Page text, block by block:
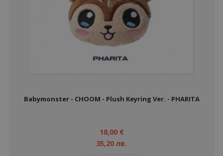
Babymonster - CHOOM - Plush Keyring Ver. - PHARITA
18,00 €
35,20 лв.